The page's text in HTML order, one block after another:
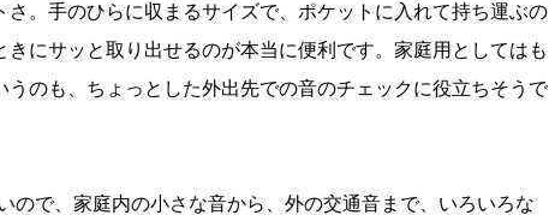
。手のひらに収まるサイズで、ポケットに入れて持ち運ぶの
にサッと取り出せるのが本当に便利です。家庭用としてはも
のも、ちょっとした外出先での音のチェックに役立ちそうで
ので、家庭内の小さな音から、外の交通音まで、いろいろな